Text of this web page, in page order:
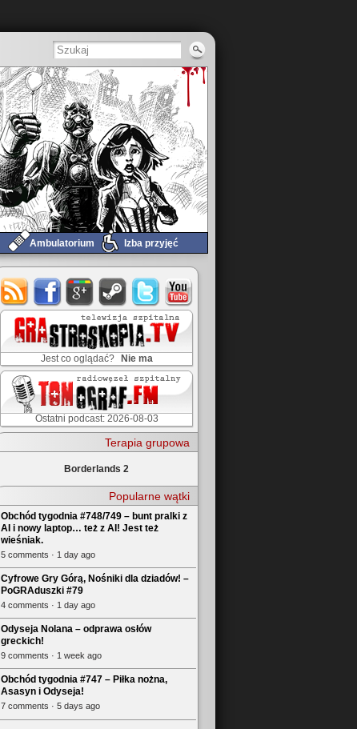
Ambulatorium Izba przyjęć
Jest co oglądać? Nie ma
Ostatni podcast: 2026-08-03
Terapia grupowa
Borderlands 2
Popularne wątki
Obchód tygodnia #748/749 – bunt pralki z
AI i nowy laptop… też z AI! Jest też
wieśniak.
5 comments · 1 day ago
Cyfrowe Gry Górą, Nośniki dla dziadów! –
PoGRAduszki #79
4 comments · 1 day ago
Odyseja Nolana – odprawa osłów
greckich!
9 comments · 1 week ago
Obchód tygodnia #747 – Piłka nożna,
Asasyn i Odyseja!
7 comments · 5 days ago